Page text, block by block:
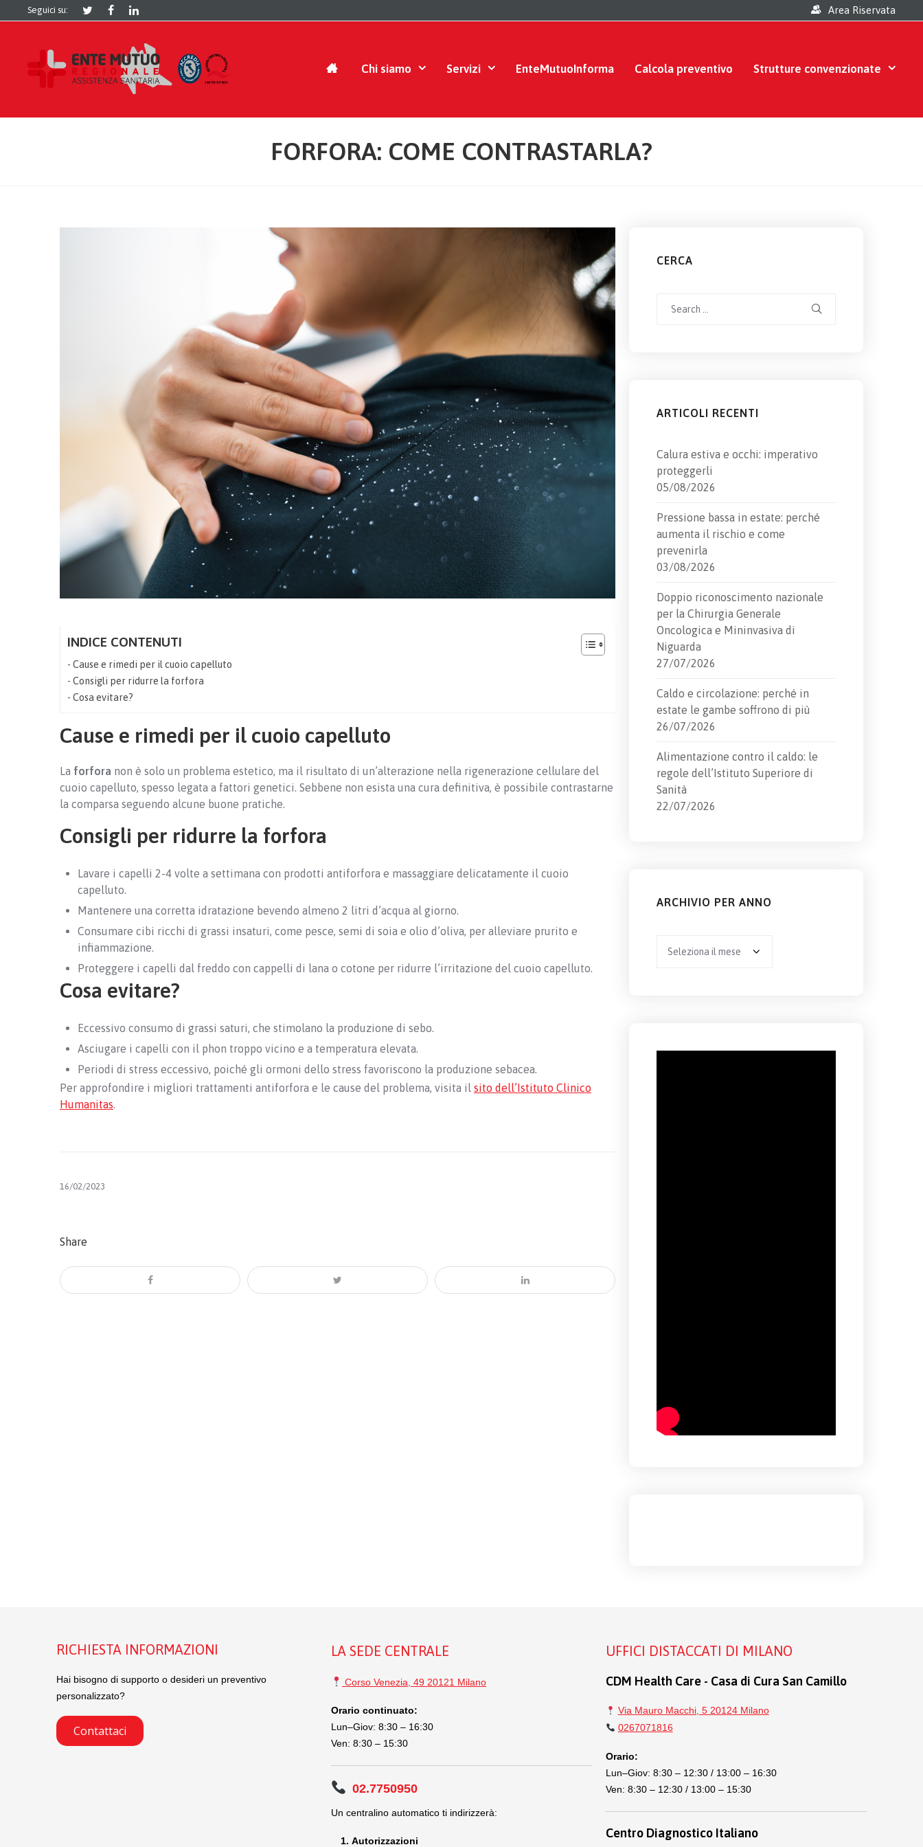
Seguici su: Area Riservata
Chi siamo Servizi EnteMutuoInforma Calcola preventivo Strutture convenzionate
FORFORA: COME CONTRASTARLA?
INDICE CONTENUTI
Cause e rimedi per il cuoio capelluto
Consigli per ridurre la forfora
Cosa evitare?
Cause e rimedi per il cuoio capelluto
La forfora non è solo un problema estetico, ma il risultato di un’alterazione nella rigenerazione cellulare del
cuoio capelluto, spesso legata a fattori genetici. Sebbene non esista una cura definitiva, è possibile contrastarne
la comparsa seguendo alcune buone pratiche.
Consigli per ridurre la forfora
Lavare i capelli 2-4 volte a settimana con prodotti antiforfora e massaggiare delicatamente il cuoio
capelluto.
Mantenere una corretta idratazione bevendo almeno 2 litri d’acqua al giorno.
Consumare cibi ricchi di grassi insaturi, come pesce, semi di soia e olio d’oliva, per alleviare prurito e
infiammazione.
Proteggere i capelli dal freddo con cappelli di lana o cotone per ridurre l’irritazione del cuoio capelluto.
Cosa evitare?
Eccessivo consumo di grassi saturi, che stimolano la produzione di sebo.
Asciugare i capelli con il phon troppo vicino e a temperatura elevata.
Periodi di stress eccessivo, poiché gli ormoni dello stress favoriscono la produzione sebacea.
Per approfondire i migliori trattamenti antiforfora e le cause del problema, visita il sito dell’Istituto Clinico
Humanitas
16/02/2023
Share
CERCA
ARTICOLI RECENTI
Calura estiva e occhi: imperativo
proteggerli
05/08/2026
Pressione bassa in estate: perché
aumenta il rischio e come
prevenirla
03/08/2026
Doppio riconoscimento nazionale
per la Chirurgia Generale
Oncologica e Mininvasiva di
Niguarda
27/07/2026
Caldo e circolazione: perché in
estate le gambe soffrono di più
26/07/2026
Alimentazione contro il caldo: le
regole dell’Istituto Superiore di
Sanità
22/07/2026
ARCHIVIO PER ANNO
per
RICHIESTA INFORMAZIONI
Hai bisogno di supporto o desideri un preventivo
personalizzato?
Contattaci
LA SEDE CENTRALE
Corso Venezia, 49 20121 Milano
Orario continuato:
Lun–Giov: 8:30 – 16:30
Ven: 8:30 – 15:30
02.7750950
Un centralino automatico ti indirizzerà:
Autorizzazioni
UFFICI DISTACCATI DI MILANO
CDM Health Care - Casa di Cura San Camillo
Via Mauro Macchi, 5 20124 Milano
0267071816
Orario:
Lun–Giov: 8:30 – 12:30 / 13:00 – 16:30
Ven: 8:30 – 12:30 / 13:00 – 15:30
Centro Diagnostico Italiano